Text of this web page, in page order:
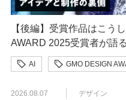
【後編】受賞作品はこう
AWARD 2025受賞者が語
AI
GMO DESIGN
2026.08.07
デザイン